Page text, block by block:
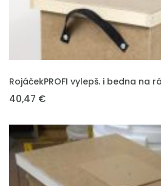
VLOŽIT DO KOŠÍKU
RojáčekPROFI vylepš. i bedna na
40,47 €